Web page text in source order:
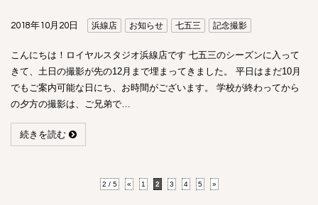
2018年10月20日 浜線店 お知らせ 七五三 記念撮影
こんにちは！ロイヤルスタジオ浜線店です 七五三のシーズンに入って
きて、土日の撮影が先の12月まで埋まってきました。 平日はまだ10月
でもご案内可能な日にち、お時間がございます。 学校が終わってから
の夕方の撮影は、ご兄弟で…
続きを読む
2 / 5 « 1 2 3 4 5 »